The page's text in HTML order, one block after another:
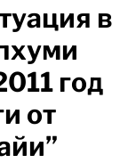
в
год
от